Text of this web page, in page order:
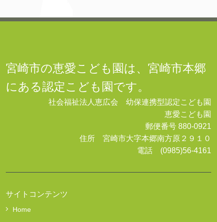
宮崎市の恵愛こども園は、宮崎市本郷
にある認定こども園です。
社会福祉法人恵広会 幼保連携型認定こども園
恵愛こども園
郵便番号 880-0921
住所 宮崎市大字本郷南方原２９１０
電話 (0985)56-4161
サイトコンテンツ
Home